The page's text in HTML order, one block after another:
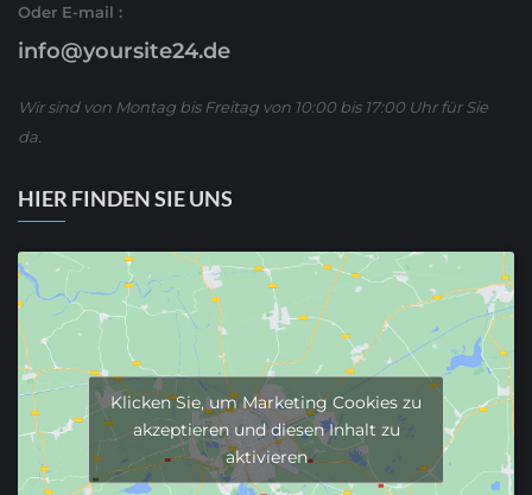
Oder E-mail :
info@yoursite24.de
Wir sind von Montag bis Freitag von 10:00 bis 17:00 Uhr für Sie
da.
HIER FINDEN SIE UNS
Klicken Sie, um Marketing Cookies zu
akzeptieren und diesen Inhalt zu
aktivieren